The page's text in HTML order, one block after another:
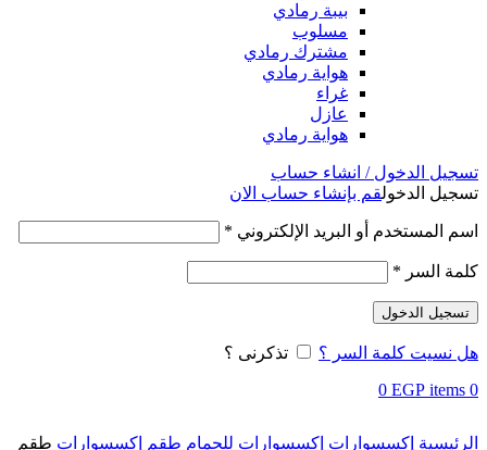
بيبة رمادي
مسلوب
مشترك رمادي
هواية رمادي
غراء
عازل
هواية رمادي
تسجيل الدخول / انشاء حساب
تسجيل الدخولقم بإنشاء حساب الان
اسم المستخدم أو البريد الإلكتروني *
كلمة السر *
تسجيل الدخول
هل نسيت كلمة السر ؟
تذكرنى ؟
0
items
0 EGP
الرئيسية إكسسوارات إكسسوارات للحمام طقم إكسسوارات طقم